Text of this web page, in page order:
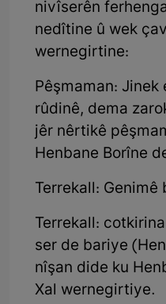
nivîserên
nedîtine û wek
wernegirtine:
Pêşmaman:
rûdinê, dema
jêr nêrtikê
Henbane Borîne
Terrekall: Genimê
Terrekall:
ser de bariye
nîşan dide ku
Xal wernegirtiye.